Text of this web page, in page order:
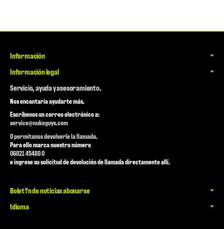
Información
Información legal
Servicio, ayuda y asesoramiento.
Nos encantaría ayudarte más.
Escríbenos un correo electrónico a:
service@nukeguys.com
O permítanos devolverle la llamada.
Para ello marca nuestro número
06021 45480 0
e ingrese su solicitud de devolución de llamada directamente allí.
Bolet?n de noticias abonarse
Idioma